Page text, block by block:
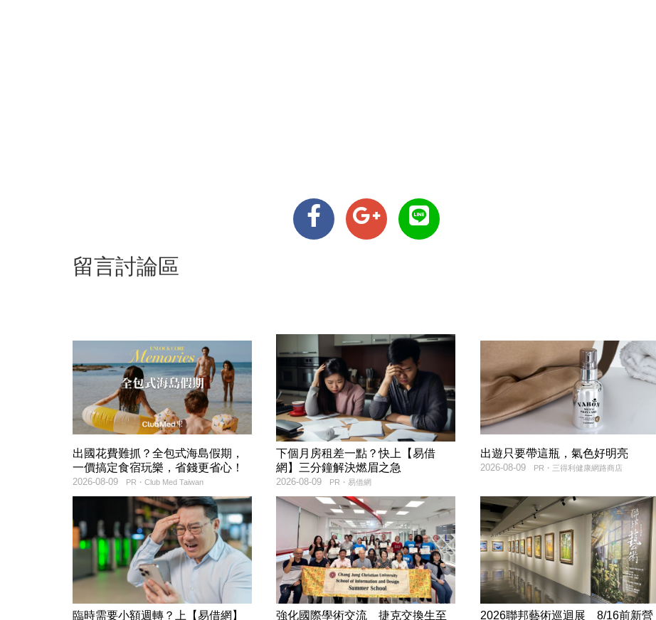
留言討論區
出國花費難抓？全包式海島假期，
一價搞定食宿玩樂，省錢更省心！
PR・Club Med Taiwan
2026-08-09
下個月房租差一點？快上【易借
網】三分鐘解決燃眉之急
PR・易借網
2026-08-09
出遊只要帶這瓶，氣色好明亮
PR・三得利健康網路商店
2026-08-09
臨時需要小額週轉？上【易借網】 強化國際學術交流 捷克交換生至 2026聯邦藝術巡迴展 8/16前新營